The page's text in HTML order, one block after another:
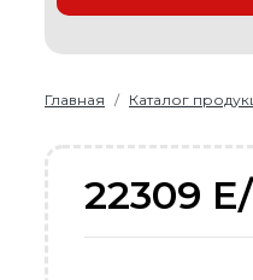
Уплотнения
Главная Каталог
22309